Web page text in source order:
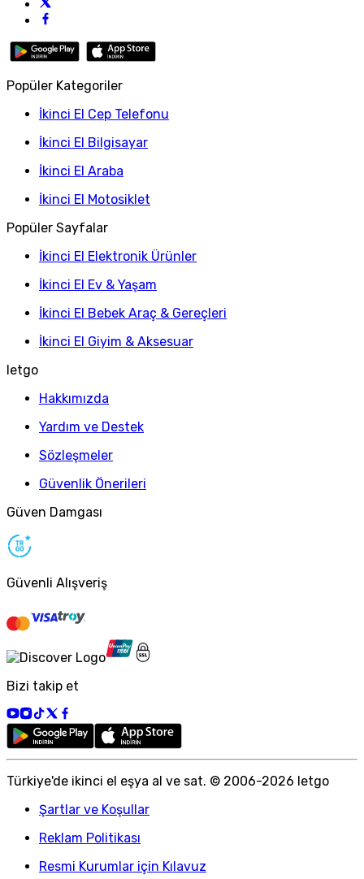
Popüler Kategoriler
İkinci El Cep Telefonu
İkinci El Bilgisayar
İkinci El Araba
İkinci El Motosiklet
Popüler Sayfalar
İkinci El Elektronik Ürünler
İkinci El Ev & Yaşam
İkinci El Bebek Araç & Gereçleri
İkinci El Giyim & Aksesuar
letgo
Hakkımızda
Yardım ve Destek
Sözleşmeler
Güvenlik Önerileri
Güven Damgası
Güvenli Alışveriş
Bizi takip et
Türkiye'de ikinci el eşya al ve sat. © 2006-2026 letgo
Şartlar ve Koşullar
Reklam Politikası
Resmi Kurumlar için Kılavuz